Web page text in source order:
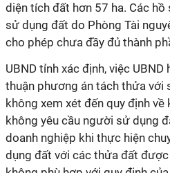
diện tích đất hơn 57 ha. Các
sử dụng đất do Phòng Tài
cho phép chưa đầy đủ thành
UBND tỉnh xác định, việc UBND
thuận phương án tách thửa với
không xem xét đến quy định
không yêu cầu người sử dụng
doanh nghiệp khi thực hiện
dụng đất với các thửa đất